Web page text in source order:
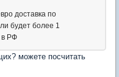
доставка по
будет более 1
в РФ
можете посчитать